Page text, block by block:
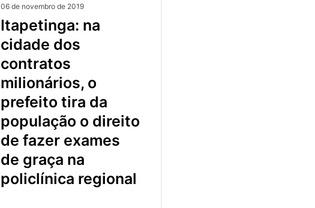
06 de novembro de 2019
itapetinga: na
cidade dos
contratos
milionários, o
prefeito tira da
população o direito
de fazer exames
de graça na
policlínica regional